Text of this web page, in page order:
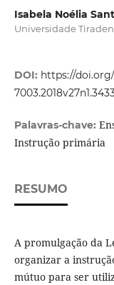
Isabela Noélia
Universidade
DOI: https://
Palavras-chave:
Instrução primária
RESUMO
A promulgação da
organizar a
mútuo para ser